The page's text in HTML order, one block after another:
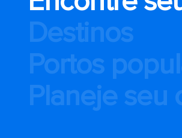
Destinos
Portos
Planeje seu